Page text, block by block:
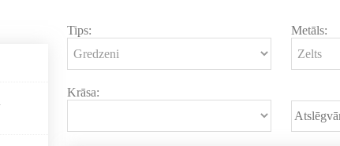
Tips: Metāls:
Krāsa: